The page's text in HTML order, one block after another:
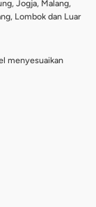
Jogja, Malang,
Lombok dan Luar
menyesuaikan